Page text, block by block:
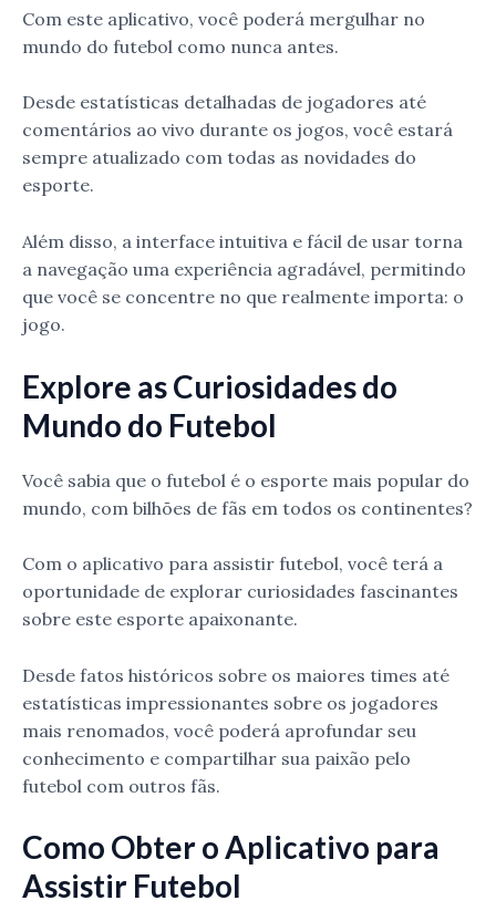
Com este aplicativo, você poderá mergulhar no
mundo do futebol como nunca antes.
Desde estatísticas detalhadas de jogadores até
comentários ao vivo durante os jogos, você estará
sempre atualizado com todas as novidades do
esporte.
Além disso, a interface intuitiva e fácil de usar torna
a navegação uma experiência agradável, permitindo
que você se concentre no que realmente importa: o
jogo.
Explore as Curiosidades do
Mundo do Futebol
Você sabia que o futebol é o esporte mais popular do
mundo, com bilhões de fãs em todos os continentes?
Com o aplicativo para assistir futebol, você terá a
oportunidade de explorar curiosidades fascinantes
sobre este esporte apaixonante.
Desde fatos históricos sobre os maiores times até
estatísticas impressionantes sobre os jogadores
mais renomados, você poderá aprofundar seu
conhecimento e compartilhar sua paixão pelo
futebol com outros fãs.
Como Obter o Aplicativo para
Assistir Futebol